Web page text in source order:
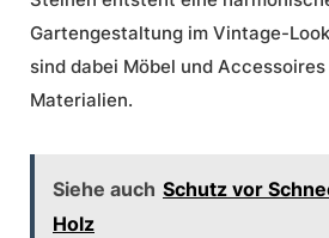
Gartengestaltung im Vintage-
sind dabei Möbel und
Materialien.
Siehe auch Schutz vor
Holz